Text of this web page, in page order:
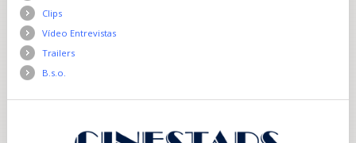
Clips
Vídeo Entrevistas
Trailers
B.s.o.